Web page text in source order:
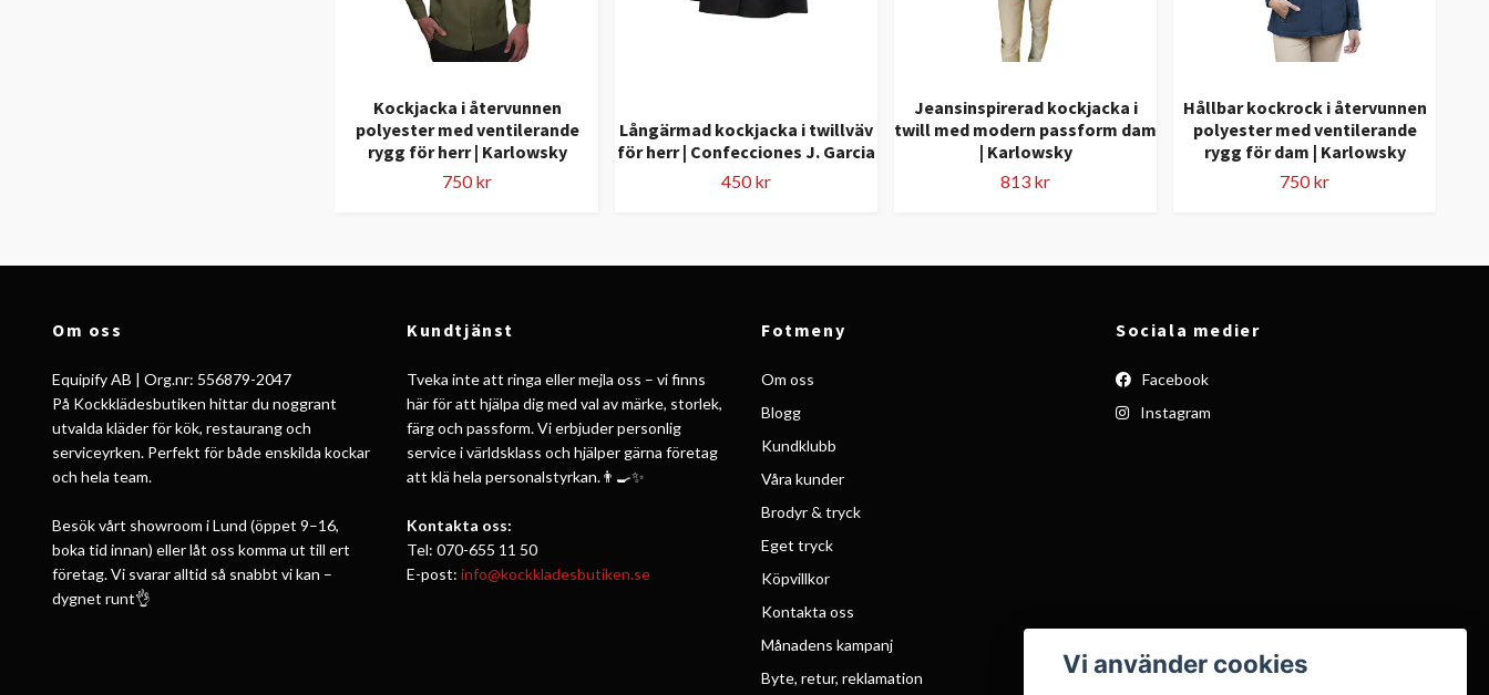
Kockjacka i återvunnen
polyester med ventilerande
rygg för herr | Karlowsky
750 kr
Långärmad kockjacka i twillväv
för herr | Confecciones J. Garcia
450 kr
Jeansinspirerad kockjacka i
twill med modern passform dam
| Karlowsky
813 kr
Hållbar kockrock i återvunnen
polyester med ventilerande
rygg för dam | Karlowsky
750 kr
Om oss
Equipify AB | Org.nr: 556879-2047
På Kockklädesbutiken hittar du noggrant
utvalda kläder för kök, restaurang och
serviceyrken. Perfekt för både enskilda kockar
och hela team.
Besök vårt showroom i Lund (öppet 9–16,
boka tid innan) eller låt oss komma ut till ert
företag. Vi svarar alltid så snabbt vi kan –
dygnet runt👌
Kundtjänst
Tveka inte att ringa eller mejla oss – vi finns
här för att hjälpa dig med val av märke, storlek,
färg och passform. Vi erbjuder personlig
service i världsklass och hjälper gärna företag
att klä hela personalstyrkan.👨‍🍳✨
Kontakta oss:
Tel: 070-655 11 50
E-post: info@kockkladesbutiken.se
Fotmeny
Om oss
Blogg
Kundklubb
Våra kunder
Brodyr & tryck
Eget tryck
Köpvillkor
Kontakta oss
Månadens kampanj
Byte, retur, reklamation
Sociala medier
Facebook
Instagram
Vi använder cookies